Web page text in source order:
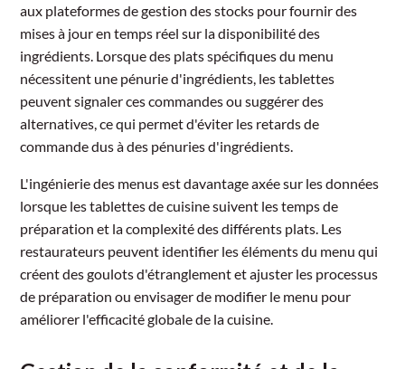
aux plateformes de gestion des stocks pour fournir des
mises à jour en temps réel sur la disponibilité des
ingrédients. Lorsque des plats spécifiques du menu
nécessitent une pénurie d'ingrédients, les tablettes
peuvent signaler ces commandes ou suggérer des
alternatives, ce qui permet d'éviter les retards de
commande dus à des pénuries d'ingrédients.
L'ingénierie des menus est davantage axée sur les données
lorsque les tablettes de cuisine suivent les temps de
préparation et la complexité des différents plats. Les
restaurateurs peuvent identifier les éléments du menu qui
créent des goulots d'étranglement et ajuster les processus
de préparation ou envisager de modifier le menu pour
améliorer l'efficacité globale de la cuisine.